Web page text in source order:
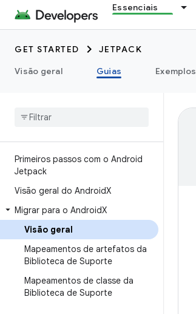
Essenciais
GET STARTED
JETPACK
Visão geral
Guias Exemplos
Primeiros passos com o Android
Jetpack
Visão geral do AndroidX
Migrar para o AndroidX
Visão geral
Mapeamentos de artefatos da
Biblioteca de Suporte
Mapeamentos de classe da
Biblioteca de Suporte